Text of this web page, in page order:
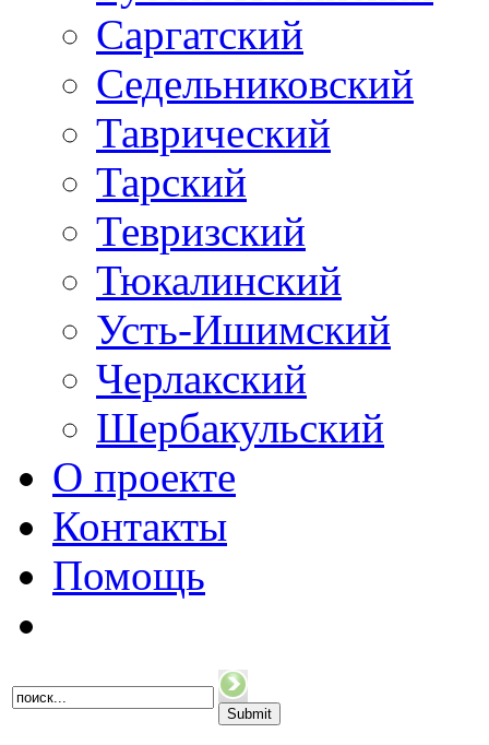
Саргатский
Седельниковский
Таврический
Тарский
Тевризский
Тюкалинский
Усть-Ишимский
Черлакский
Шербакульский
О проекте
Контакты
Помощь